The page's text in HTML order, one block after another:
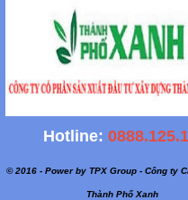
Hotline:
© 2016 - Power by TPX Group - Công ty
Thành Phố Xanh